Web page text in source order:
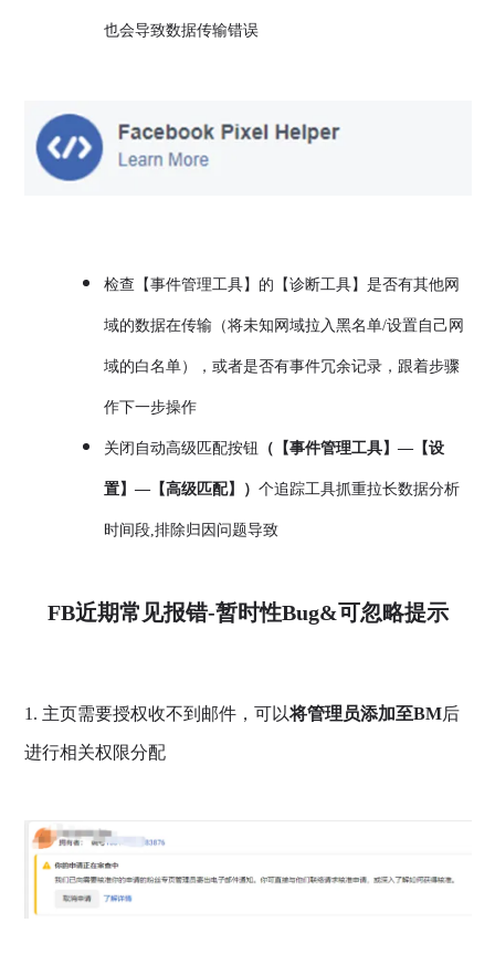
也会导致数据传输错误
检查【事件管理工具】的【诊断工具】是否有其他网
域的数据在传输（将未知网域拉入黑名单/设置自己网
域的白名单），或者是否有事件冗余记录，跟着步骤
作下一步操作
关闭自动高级匹配按钮 （【事件管理工具】—【设
置】—【高级匹配】） 个追踪工具抓重拉长数据分析
时间段,排除归因问题导致
FB近期常见报错-暂时性Bug&可忽略提示
1. 主页需要授权收不到邮件，可以将管理员添加至BM后
进行相关权限分配